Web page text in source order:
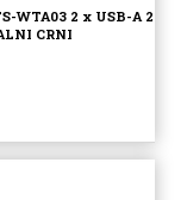
WTA03 2 x USB-A 2
CRNI